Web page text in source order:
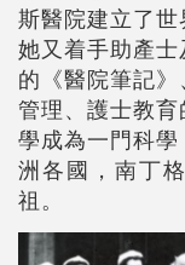
斯醫院建立了世
她又着手助產
的《醫院筆記
管理、護士教
學成為一門科
洲各國，南丁
祖。